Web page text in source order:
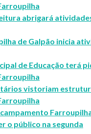
abrigará
de Galpão inicia
de Educação terá
vistoriam
o público na segunda